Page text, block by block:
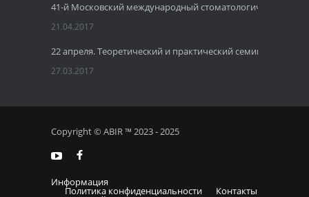
41-й Московский международный стоматологический
21.04.2017
22 апреля. Теоретический и практический семинар по
27.03.2017
Copyright © ABIR ™ 2023 - 2025
Информация
Политика конфиденциальности Контакты